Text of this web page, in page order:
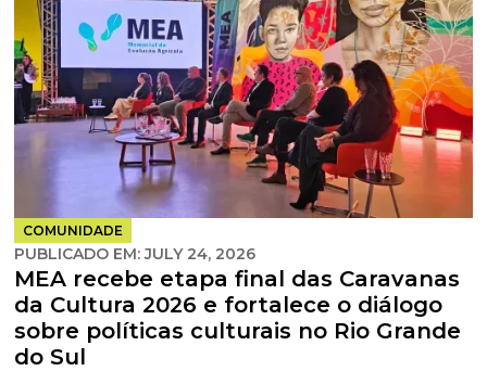
COMUNIDADE
PUBLICADO EM:JULY 24, 2026
MEA recebe etapa final das Caravanas
da Cultura 2026 e fortalece o diálogo
sobre políticas culturais no Rio Grande
do Sul